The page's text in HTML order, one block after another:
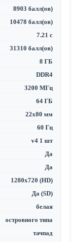
8903 балл(ов)
10478 балл(ов)
7.21 с
31310 балл(ов)
8 ГБ
DDR4
3200 МГц
64 ГБ
22x80 мм
60 Гц
v4 1 шт
Да
Да
1280x720 (HD)
Да (SD)
белая
островного типа
тачпад